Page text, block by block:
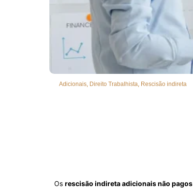
Adicionais, Direito Trabalhista, Rescisão indireta
Osrescisão indireta adicionais não pagos